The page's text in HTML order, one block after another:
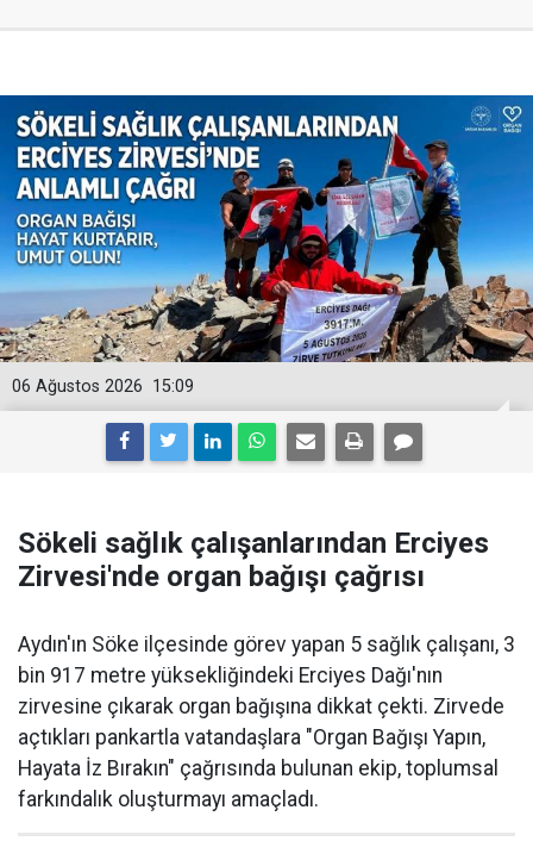
15:09
06 Ağustos 2026
Sökeli sağlık çalışanlarından Erciyes
Zirvesi'nde organ bağışı çağrısı
Aydın'ın Söke ilçesinde görev yapan 5 sağlık çalışanı, 3
bin 917 metre yüksekliğindeki Erciyes Dağı'nın
zirvesine çıkarak organ bağışına dikkat çekti. Zirvede
açtıkları pankartla vatandaşlara "Organ Bağışı Yapın,
Hayata İz Bırakın" çağrısında bulunan ekip, toplumsal
farkındalık oluşturmayı amaçladı.